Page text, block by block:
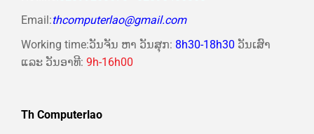
Email:thcomputerlao@gmail.com
Working time:ວັນຈັນ ຫາ ວັນສຸກ: 8h30-18h30 ວັນເສົາ
ແລະ ວັນອາທີ: 9h-16h00
Th Computerlao